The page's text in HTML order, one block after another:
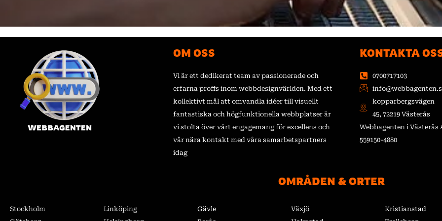
OM OSS
Vi är ett dedikerat team av passionerade och
erfarna proffs inom webbdesignvärlden. Med ett
kollektivt mål att omvandla idéer till visuellt
fantastiska och högfunktionella webbplatser är
vi stolta över vårt engagemang för excellens och
vår nära kontakt med våra samarbetspartners
idag
KONTAKTA
0700717103
kopparbergsvägen
45, 72219 Västerås
Webbagenten i Västerås
559150-4880
OMRÅDEN & ORTER
Stockholm
Linköping
Gävle
Växjö
Kristianstad